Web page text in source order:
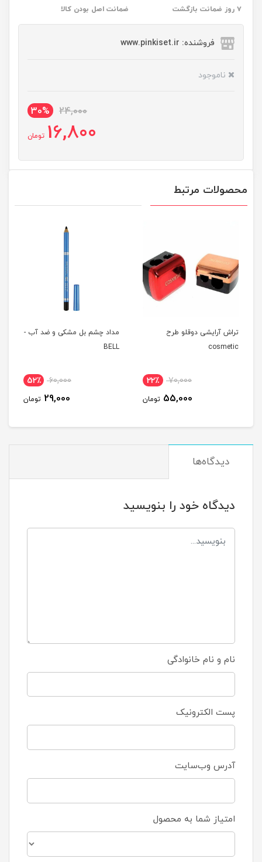
۷ روز ضمانت بازگشت ضمانت اصل بودن کالا
فروشنده: www.pinkiset.ir
ناموجود
24,000
30%
16,800 تومان
محصولات مرتبط
تراش آرایشی دوقلو طرح
cosmetic
70,000 22٪
55,000 تومان
مداد چشم بل مشکی و ضد آب -
BELL
60,000 52٪
29,000 تومان
دیدگاه‌ها
دیدگاه خود را بنویسید
نام و نام خانوادگی
پست الکترونیک
آدرس وب‌سایت
امتیاز شما به محصول